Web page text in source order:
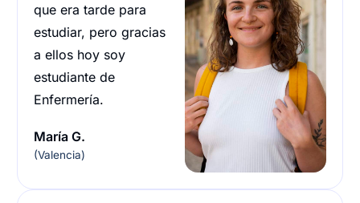
que era tarde para
estudiar, pero gracias
a ellos hoy soy
estudiante de
Enfermería.
María G.
(Valencia)